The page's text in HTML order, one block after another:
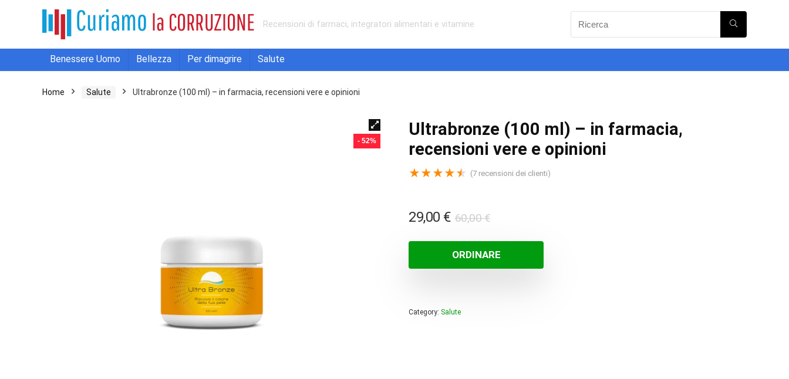
Recensioni di farmaci, integratori alimentari e vitamine
Benessere Uomo Bellezza Per dimagrire Salute
Home Salute Ultrabronze (100 ml) – in farmacia, recensioni vere e opinioni
- 52%
Ultrabronze (100 ml) – in farmacia,
recensioni vere e opinioni
★★★★★ (7 recensioni dei clienti)
60,00€Il
originale
era:
29,00 €
Il
attuale
è:
ORDINARE
Category: Salute